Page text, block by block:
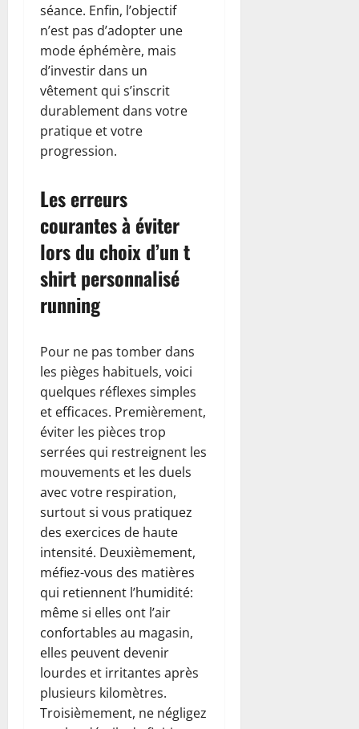
séance. Enfin, l’objectif
n’est pas d’adopter une
mode éphémère, mais
d’investir dans un
vêtement qui s’inscrit
durablement dans votre
pratique et votre
progression.
Les erreurs
courantes à éviter
lors du choix d’un t
shirt personnalisé
running
Pour ne pas tomber dans
les pièges habituels, voici
quelques réflexes simples
et efficaces. Premièrement,
éviter les pièces trop
serrées qui restreignent les
mouvements et les duels
avec votre respiration,
surtout si vous pratiquez
des exercices de haute
intensité. Deuxièmement,
méfiez-vous des matières
qui retiennent l’humidité:
même si elles ont l’air
confortables au magasin,
elles peuvent devenir
lourdes et irritantes après
plusieurs kilomètres.
Troisièmement, ne négligez